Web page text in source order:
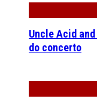
Uncle Acid
do concerto